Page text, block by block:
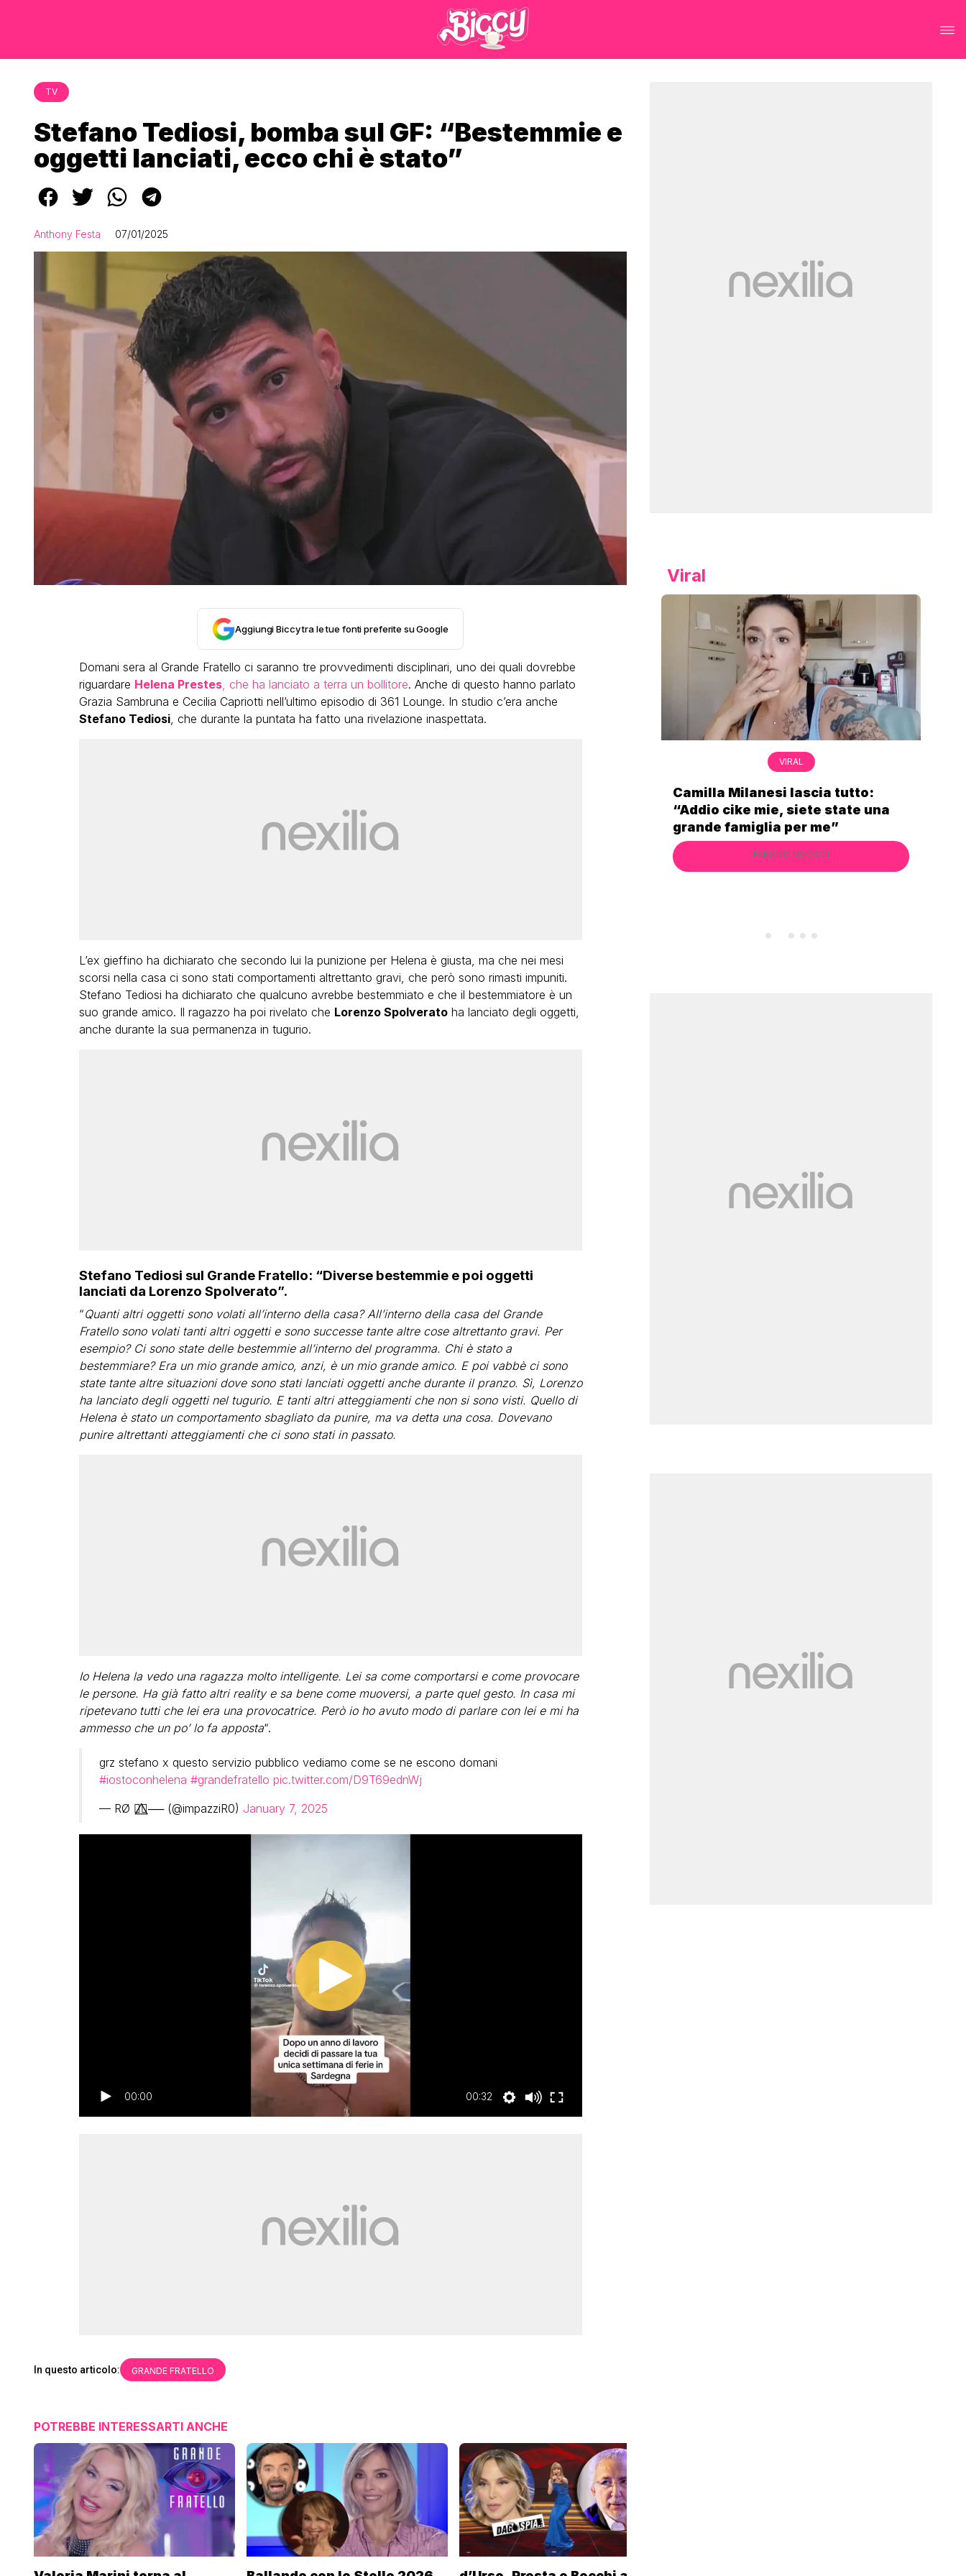
TV
Stefano Tediosi, bomba sul GF: “Bestemmie e
oggetti lanciati, ecco chi è stato”
Anthony Festa 07/01/2025
Aggiungi Biccy tra le tue fonti preferite su Google
Domani sera al Grande Fratello ci saranno tre provvedimenti disciplinari, uno dei quali dovrebbe
riguardare Helena Prestes, che ha lanciato a terra un bollitore. Anche di questo hanno parlato
Grazia Sambruna e Cecilia Capriotti nell’ultimo episodio di 361 Lounge. In studio c’era anche
Stefano Tediosi, che durante la puntata ha fatto una rivelazione inaspettata.
L’ex gieffino ha dichiarato che secondo lui la punizione per Helena è giusta, ma che nei mesi
scorsi nella casa ci sono stati comportamenti altrettanto gravi, che però sono rimasti impuniti.
Stefano Tediosi ha dichiarato che qualcuno avrebbe bestemmiato e che il bestemmiatore è un
suo grande amico. Il ragazzo ha poi rivelato che Lorenzo Spolveratoha lanciato degli oggetti,
anche durante la sua permanenza in tugurio.
Stefano Tediosi sul Grande Fratello: “Diverse bestemmie e poi oggetti
lanciati da Lorenzo Spolverato”.
“Quanti altri oggetti sono volati all’interno della casa? All’interno della casa del Grande
Fratello sono volati tanti altri oggetti e sono successe tante altre cose altrettanto gravi. Per
esempio? Ci sono state delle bestemmie all’interno del programma. Chi è stato a
bestemmiare? Era un mio grande amico, anzi, è un mio grande amico. E poi vabbè ci sono
state tante altre situazioni dove sono stati lanciati oggetti anche durante il pranzo. Sì, Lorenzo
ha lanciato degli oggetti nel tugurio. E tanti altri atteggiamenti che non si sono visti. Quello di
Helena è stato un comportamento sbagliato da punire, ma va detta una cosa. Dovevano
punire altrettanti atteggiamenti che ci sono stati in passato.
Io Helena la vedo una ragazza molto intelligente. Lei sa come comportarsi e come provocare
le persone. Ha già fatto altri reality e sa bene come muoversi, a parte quel gesto. In casa mi
ripetevano tutti che lei era una provocatrice. Però io ho avuto modo di parlare con lei e mi ha
ammesso che un po’ lo fa apposta“.
grz stefano x questo servizio pubblico vediamo come se ne escono domani
#iostoconhelena #grandefratello pic.twitter.com/D9T69ednWj
— RØ 🏳️‍🌈⃤── (@impazziR0) January 7, 2025
00:00 00:32
In questo articolo: GRANDE FRATELLO
POTREBBE INTERESSARTI ANCHE
Viral
compleanno con tutte le grandi
dive compie 15 anni: il video
Bimba Bum del Gabibbo è tornata
virale nell’estate della chiusura
definitiva di Striscia la Notizia
FABIANO MINACCI